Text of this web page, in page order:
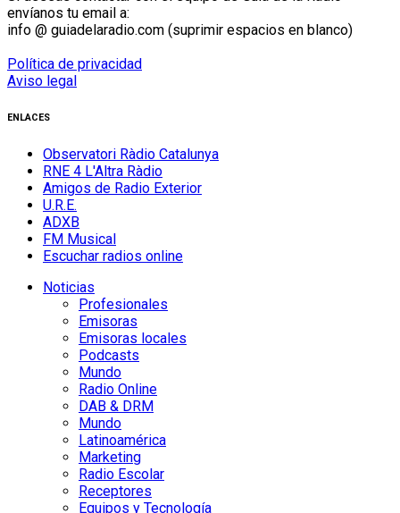
envíanos tu email a:
info @ guiadelaradio.com (suprimir espacios en blanco)
Política de privacidad
Aviso legal
ENLACES
Observatori Ràdio Catalunya
RNE 4 L'Altra Ràdio
Amigos de Radio Exterior
U.R.E.
ADXB
FM Musical
Escuchar radios online
Noticias
Profesionales
Emisoras
Emisoras locales
Podcasts
Mundo
Radio Online
DAB & DRM
Mundo
Latinoamérica
Marketing
Radio Escolar
Receptores
Equipos y Tecnología